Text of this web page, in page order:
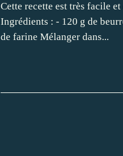
Cette recette est très facile
Ingrédients : - 120 g de
de farine Mélanger dans...